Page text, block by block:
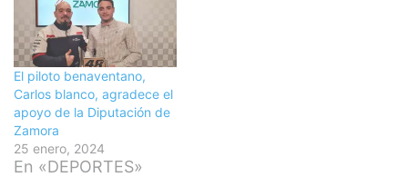
El piloto benaventano,
Carlos blanco, agradece el
apoyo de la Diputación de
Zamora
25 enero, 2024
En «DEPORTES»